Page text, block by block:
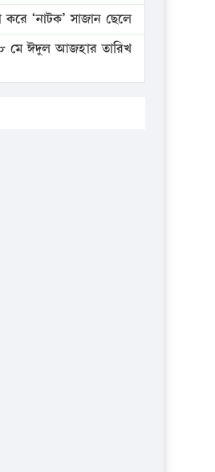
‘নাটক’ সাজান ছেলে
মে ঈদুল আজহার তারিখ